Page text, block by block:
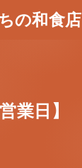
の和食店
営業日】